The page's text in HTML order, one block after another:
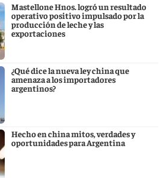
Mastellone Hnos. logró un resultado
operativo positivo impulsado por la
producción de leche y las
exportaciones
¿Qué dice la nueva ley china que
amenaza a los importadores
argentinos?
Hecho en china mitos, verdades y
oportunidades para Argentina